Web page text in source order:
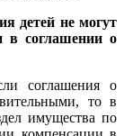
детей не могут
в соглашении о
соглашения о
то в
имущества по